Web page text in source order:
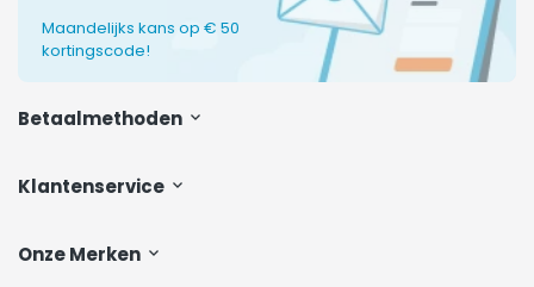
Klantenservice
Onze Merken
Maandelijks kans op € 50
kortingscode!
Betaalmethoden